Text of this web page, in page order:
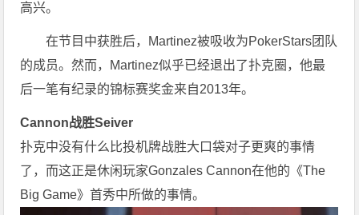
高兴。
在节目中获胜后，Martinez被吸收为PokerStars团队
的成员。然而，Martinez似乎已经退出了扑克圈，他最
后一笔有纪录的锦标赛奖金来自2013年。
Cannon战胜Seiver
扑克中没有什么比投机牌战胜大口袋对子更爽的事情
了，而这正是休闲玩家Gonzales Cannon在他的《The
Big Game》首秀中所做的事情。